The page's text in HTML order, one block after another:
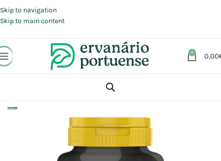
Skip to navigation
Skip to main content
0 0,00
Suplementos alimentares